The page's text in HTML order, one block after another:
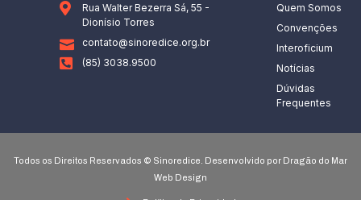
Rua Walter Bezerra Sá, 55 -
Dionísio Torres
contato@sinoredice.org.br
(85) 3038.9500
Quem Somos
Convenções
Interoficium
Notícias
Dúvidas
Frequentes
Todos os Direitos Reservados © Sinoredice. Desenvolvido por Dragão do Mar
Web Design